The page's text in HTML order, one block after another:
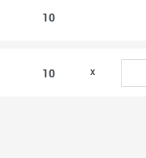
10
10